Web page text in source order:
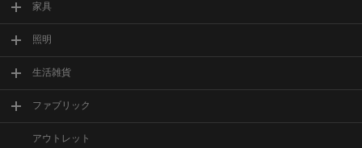
家具
照明
生活雑貨
ファブリック
アウトレット